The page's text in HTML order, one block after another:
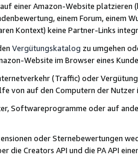
einer Amazon-Website
einem Forum, einem
Kontext) keine Partner-Links
Vergütungskatalog zu umgehen
Website im Browser eines
(Traffic) oder
von auf den Computern der
Softwareprogramme oder auf
oder Sternebewertungen
die Creators API und die PA API